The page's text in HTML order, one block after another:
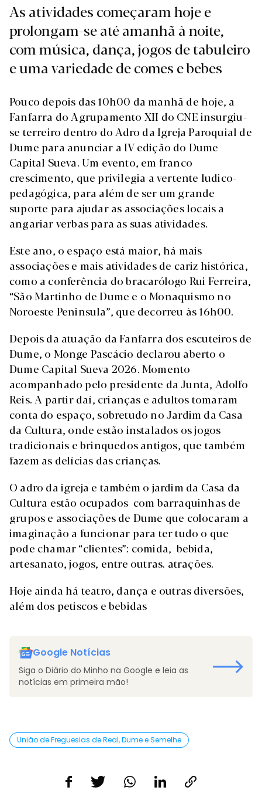
As atividades começaram hoje e
prolongam-se até amanhã à noite,
com música, dança, jogos de tabuleiro
e uma variedade de comes e bebes
Pouco depois das 10h00 da manhã de hoje, a
Fanfarra do Agrupamento XII do CNE insurgiu-
se terreiro dentro do Adro da Igreja Paroquial de
Dume para anunciar a IV edição do Dume
Capital Sueva. Um evento, em franco
crescimento, que privilegia a vertente ludico-
pedagógica, para além de ser um grande
suporte para ajudar as associações locais a
angariar verbas para as suas atividades.
Este ano, o espaço está maior, há mais
associações e mais atividades de cariz histórica,
como a conferência do bracarólogo Rui Ferreira,
“São Martinho de Dume e o Monaquismo no
Noroeste Peninsula”, que decorreu às 16h00.
Depois da atuação da Fanfarra dos escuteiros de
Dume, o Monge Pascácio declarou aberto o
Dume Capital Sueva 2026. Momento
acompanhado pelo presidente da Junta, Adolfo
Reis. A partir daí, crianças e adultos tomaram
conta do espaço, sobretudo no Jardim da Casa
da Cultura, onde estão instalados os jogos
tradicionais e brinquedos antigos, que também
fazem as delícias das crianças.
O adro da igreja e também o jardim da Casa da
Cultura estão ocupados com barraquinhas de
grupos e associações de Dume que colocaram a
imaginação a funcionar para ter tudo o que
pode chamar “clientes”: comida, bebida,
artesanato, jogos, entre outras. atrações.
Hoje ainda há teatro, dança e outras diversões,
além dos petiscos e bebidas
Google Notícias
Siga o Diário do Minho na Google e leia as
notícias em primeira mão!
União de Freguesias de Real, Dume e Semelhe